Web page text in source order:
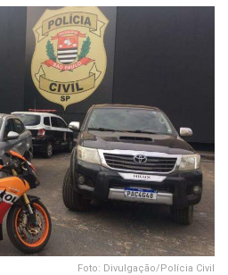
Foto: Divulgação/Polícia Civil